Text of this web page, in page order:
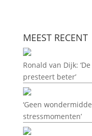
MEEST RECENT
Ronald van Dijk:
presteert beter’
‘Geen
stressmomenten’